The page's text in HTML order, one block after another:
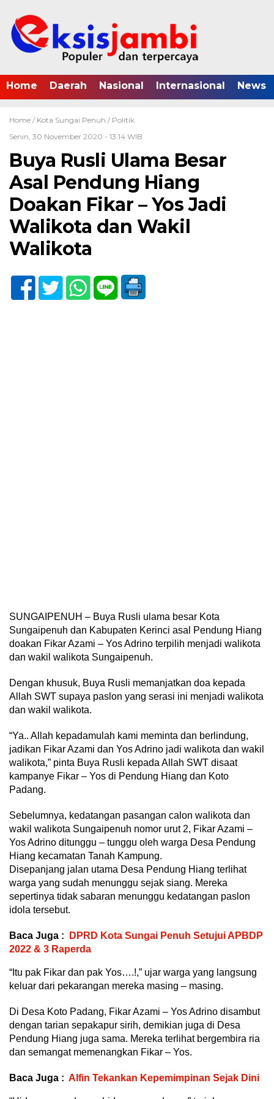
Home Daerah Nasional Internasional News
Home / Kota Sungai Penuh / Politik
Senin, 30 November 2020 - 13:14 WIB
Buya Rusli Ulama Besar
Asal Pendung Hiang
Doakan Fikar – Yos Jadi
Walikota dan Wakil
Walikota
SUNGAIPENUH – Buya Rusli ulama besar Kota
Sungaipenuh dan Kabupaten Kerinci asal Pendung Hiang
doakan Fikar Azami – Yos Adrino terpilih menjadi walikota
dan wakil walikota Sungaipenuh.
Dengan khusuk, Buya Rusli memanjatkan doa kepada
Allah SWT supaya paslon yang serasi ini menjadi walikota
dan wakil walikota.
“Ya.. Allah kepadamulah kami meminta dan berlindung,
jadikan Fikar Azami dan Yos Adrino jadi walikota dan wakil
walikota,” pinta Buya Rusli kepada Allah SWT disaat
kampanye Fikar – Yos di Pendung Hiang dan Koto
Padang.
Sebelumnya, kedatangan pasangan calon walikota dan
wakil walikota Sungaipenuh nomor urut 2, Fikar Azami –
Yos Adrino ditunggu – tunggu oleh warga Desa Pendung
Hiang kecamatan Tanah Kampung.
Disepanjang jalan utama Desa Pendung Hiang terlihat
warga yang sudah menunggu sejak siang. Mereka
sepertinya tidak sabaran menunggu kedatangan paslon
idola tersebut.
Baca Juga :
DPRD Kota Sungai Penuh Setujui APBDP
2022 & 3 Raperda
“Itu pak Fikar dan pak Yos….!,” ujar warga yang langsung
keluar dari pekarangan mereka masing – masing.
Di Desa Koto Padang, Fikar Azami – Yos Adrino disambut
dengan tarian sepakapur sirih, demikian juga di Desa
Pendung Hiang juga sama. Mereka terlihat bergembira ria
dan semangat memenangkan Fikar – Yos.
Baca Juga : Alfin Tekankan Kepemimpinan Sejak Dini